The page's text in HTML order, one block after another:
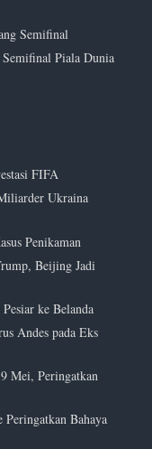
Semifinal
Piala Dunia
FIFA
Ukraina
Penikaman
Beijing Jadi
ke Belanda
Andes pada Eks
Mei, Peringatkan
Bahaya